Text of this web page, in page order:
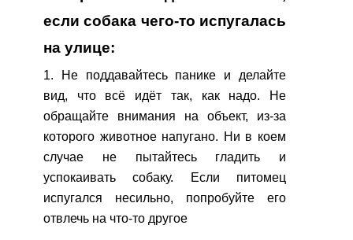
если собака чего-то испугалась
на улице:
1. Не поддавайтесь панике и делайте
вид, что всё идёт так, как надо. Не
обращайте внимания на объект, из-за
которого животное напугано. Ни в коем
случае не пытайтесь гладить и
успокаивать собаку. Если питомец
испугался несильно, попробуйте его
отвлечь на что-то другое